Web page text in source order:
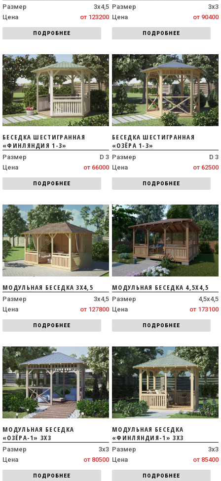
Размер
3х4,5
Цена
от 123200
ПОДРОБНЕЕ
Размер
3х3
Цена
от 90400
ПОДРОБНЕЕ
БЕСЕДКА ШЕСТИГРАННАЯ
«ФИНЛЯНДИЯ 1-3»
Размер
D 3
Цена
от 66000
ПОДРОБНЕЕ
БЕСЕДКА ШЕСТИГРАННАЯ
«ОЗЁРА 1-3»
Размер
D 3
Цена
от 62500
ПОДРОБНЕЕ
МОДУЛЬНАЯ БЕСЕДКА 3Х4,5
Размер
3х4,5
Цена
от 127800
ПОДРОБНЕЕ
МОДУЛЬНАЯ БЕСЕДКА 4,5Х4,5
Размер
4,5х4,5
Цена
от 173100
ПОДРОБНЕЕ
МОДУЛЬНАЯ БЕСЕДКА
«ОЗЁРА-1» 3Х3
Размер
3х3
Цена
от 80500
ПОДРОБНЕЕ
МОДУЛЬНАЯ БЕСЕДКА
«ФИНЛЯНДИЯ-1» 3Х3
Размер
3х3
Цена
от 85400
ПОДРОБНЕЕ